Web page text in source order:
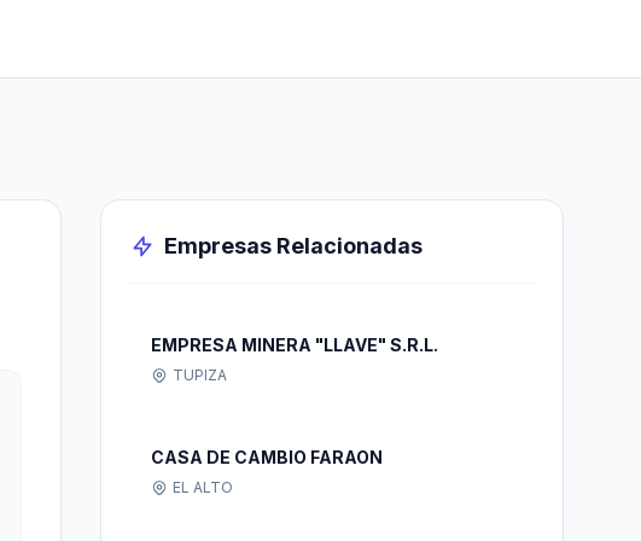
Empresas Relacionadas
EMPRESA MINERA "LLAVE" S.R.L.
TUPIZA
CASA DE CAMBIO FARAON
EL ALTO